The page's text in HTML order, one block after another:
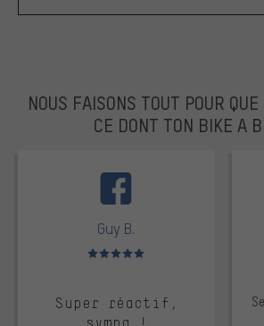
NOUS FAISONS TOUT POUR
CE DONT TON BIKE A
Guy B.
Note moyenne : 5 sur 5
Super réactif,
sympa !